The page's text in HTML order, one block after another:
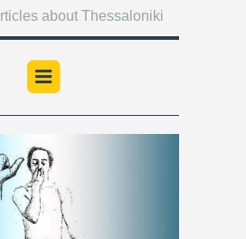
about Thessaloniki